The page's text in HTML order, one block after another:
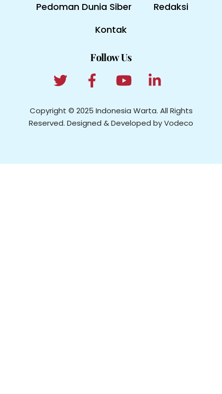
Pedoman Dunia Siber
Redaksi
Kontak
Follow Us
Copyright © 2025 Indonesia Warta. All Rights
Reserved. Designed & Developed by Vodeco